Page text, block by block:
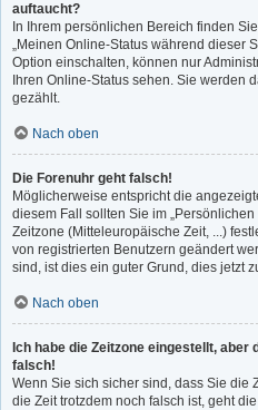
auftaucht?
In Ihrem persönlichen Bereich finden
„Meinen Online-Status während dieser
Option einschalten, können nur
Ihren Online-Status sehen. Sie werden
gezählt.
Nach oben
Die Forenuhr geht falsch!
Möglicherweise entspricht die
diesem Fall sollten Sie im
Zeitzone (Mitteleuropäische Zeit, ...)
von registrierten Benutzern geändert
sind, ist dies ein guter Grund, dies jetzt
Nach oben
Ich habe die Zeitzone eingestellt,
falsch!
Wenn Sie sich sicher sind, dass Sie die
die Zeit trotzdem noch falsch ist, geht